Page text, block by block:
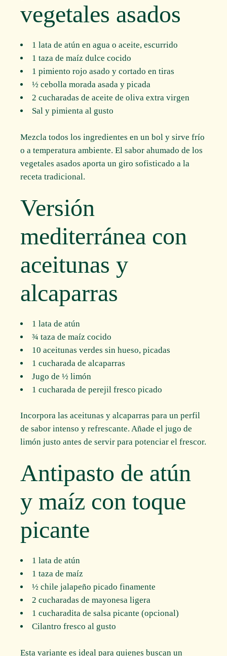
vegetales asados
1 lata de atún en agua o aceite, escurrido
1 taza de maíz dulce cocido
1 pimiento rojo asado y cortado en tiras
½ cebolla morada asada y picada
2 cucharadas de aceite de oliva extra virgen
Sal y pimienta al gusto
Mezcla todos los ingredientes en un bol y sirve frío
o a temperatura ambiente. El sabor ahumado de los
vegetales asados aporta un giro sofisticado a la
receta tradicional.
Versión
mediterránea con
aceitunas y
alcaparras
1 lata de atún
¾ taza de maíz cocido
10 aceitunas verdes sin hueso, picadas
1 cucharada de alcaparras
Jugo de ½ limón
1 cucharada de perejil fresco picado
Incorpora las aceitunas y alcaparras para un perfil
de sabor intenso y refrescante. Añade el jugo de
limón justo antes de servir para potenciar el frescor.
Antipasto de atún
y maíz con toque
picante
1 lata de atún
1 taza de maíz
½ chile jalapeño picado finamente
2 cucharadas de mayonesa ligera
1 cucharadita de salsa picante (opcional)
Cilantro fresco al gusto
Esta variante es ideal para quienes buscan un